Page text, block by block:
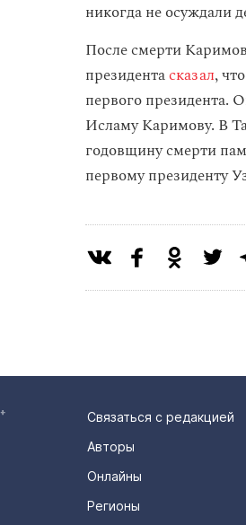
никогда не осуждали
После смерти
президентасказал,
первого президента.
Исламу Каримову. В
годовщину смерти
первому президенту
Связаться с редакцией
Авторы
Онлайны
Регионы